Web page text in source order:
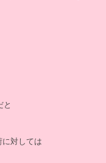
と
対しては